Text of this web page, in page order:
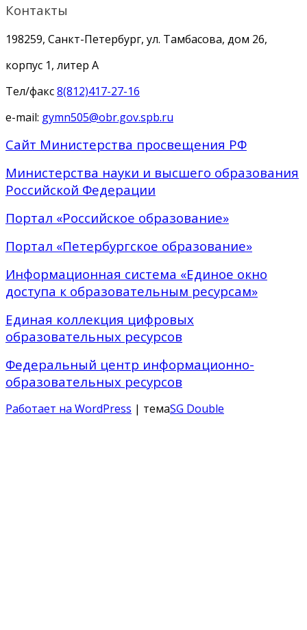
Контакты
198259, Санкт-Петербург, ул. Тамбасова, дом 26,
корпус 1, литер А
Тел/факс8(812)417-27-16
e-mail: gymn505@obr.gov.spb.ru
Сайт Министерства просвещения РФ
Министерства науки и высшего образования
Российской Федерации
Портал «Российское образование»
Портал «Петербургское образование»
Информационная система «Единое окно
доступа к образовательным ресурсам»
Единая коллекция цифровых
образовательных ресурсов
Федеральный центр информационно-
образовательных ресурсов
Работает на WordPress | темаSG Double